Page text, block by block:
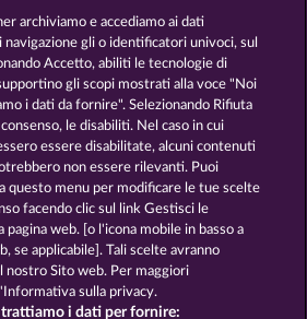
6 Jack Potter and the Book of Dynasties
e condizioni
privacy Note legali
Facebook
archiviamo e accediamo ai dati
navigazione gli o identificatori univoci, sul
Accetto, abiliti le tecnologie di
gli scopi mostrati alla voce "Noi
i dati da fornire". Selezionando Rifiuta
le disabiliti. Nel caso in cui
essere disabilitate, alcuni contenuti
non essere rilevanti. Puoi
questo menu per modificare le tue scelte
facendo clic sul link Gestisci le
web. [o l'icona mobile in basso a
se applicabile]. Tali scelte avranno
Sito web. Per maggiori
sulla privacy.
i dati per fornire: